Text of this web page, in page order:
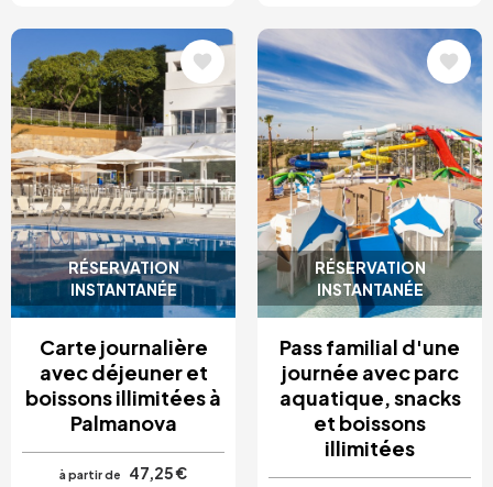
RÉSERVATION
INSTANTANÉE
Image
Carte journalière
avec déjeuner et
boissons illimitées à
Palmanova
à partir de 47,25 €
RÉSERVATION
INSTANTANÉE
Image
Pass familial d'une
journée avec parc
aquatique, snacks
et boissons
illimitées